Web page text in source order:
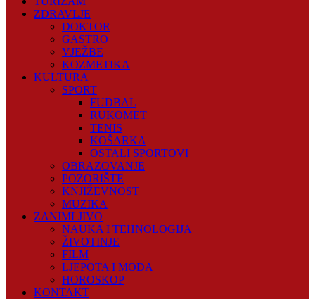
ZDRAVLJE
DOKTOR
GASTRO
VJEŽBE
KOZMETIKA
KULTURA
SPORT
FUDBAL
RUKOMET
TENIS
KOŠARKA
OSTALI SPORTOVI
OBRAZOVANJE
POZORIŠTE
KNJIŽEVNOST
MUZIKA
ZANIMLJIVO
NAUKA I TEHNOLOGIJA
ŽIVOTINJE
FILM
LJEPOTA I MODA
HOROSKOP
KONTAKT